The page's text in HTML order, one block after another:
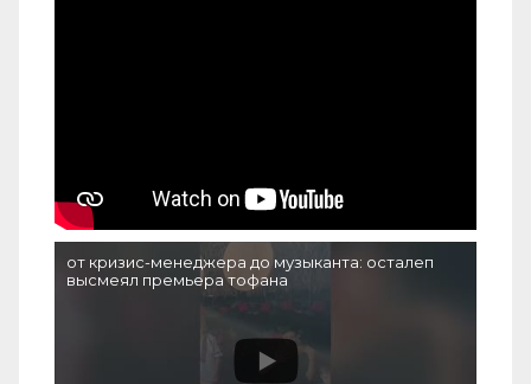
от кризис-менеджера до музыканта: осталеп
высмеял премьера тофана